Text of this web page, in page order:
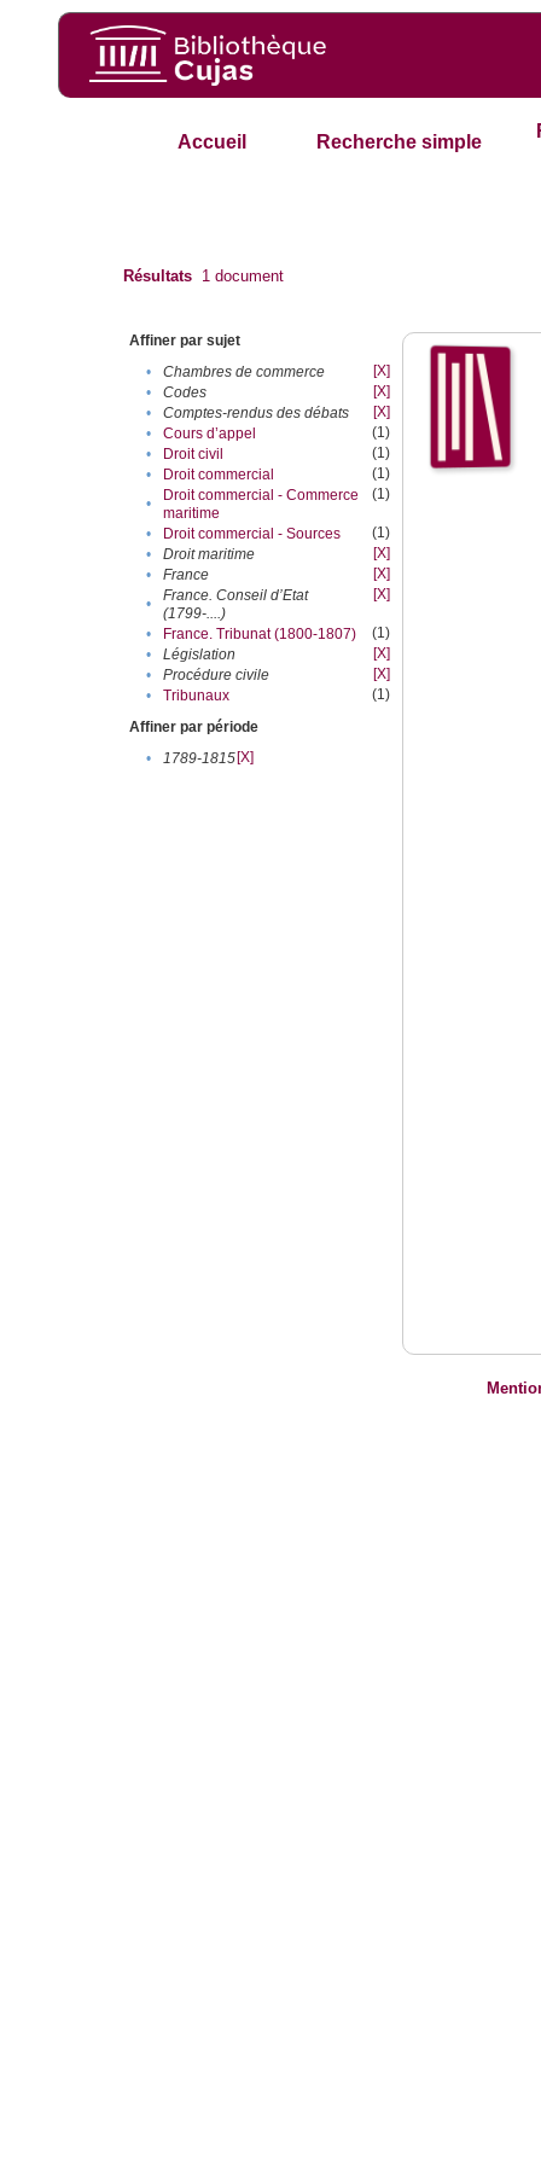
Accueil Recherche simple
Résultats 1 document
Affiner par sujet
•
Chambres de commerce
[X]
•
Codes
[X]
•
Comptes-rendus des débats
[X]
•
Cours d’appel
(1)
•
Droit civil
(1)
•
Droit commercial
(1)
•
Droit commercial - Commerce
maritime
(1)
• Droit commercial - Sources
(1)
•
Droit maritime
[X]
•
France
[X]
•
France. Conseil d’Etat
(1799-....)
[X]
• France. Tribunat (1800-1807)
(1)
•
Législation
[X]
•
Procédure civile
[X]
•
Tribunaux
(1)
Affiner par période
•
1789-1815[X]